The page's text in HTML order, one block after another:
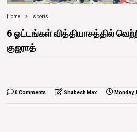
Home sports
6 ஓட்டங்கள் வித்தியாசத்தில்
குஜராத்
0 Comments Shabesh Max Monday,